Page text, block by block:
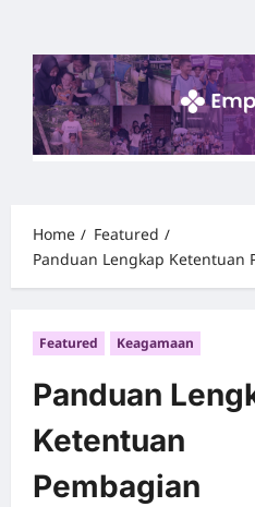
content
Home
Featured
Panduan Lengkap Ketentuan
Featured Keagamaan
Panduan
Ketentuan
Pembagian